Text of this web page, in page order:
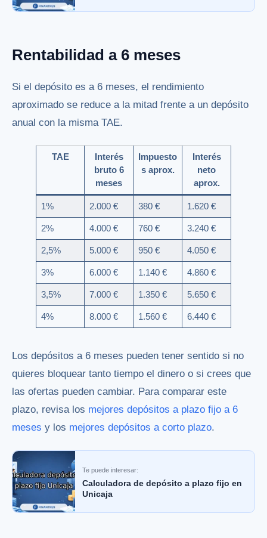
Rentabilidad a 6 meses
Si el depósito es a 6 meses, el rendimiento
aproximado se reduce a la mitad frente a un depósito
anual con la misma TAE.
TAE
Interés
bruto 6
meses
Impuesto
s aprox.
Interés
neto
aprox.
1% 2.000 € 380 € 1.620 €
2% 4.000 € 760 € 3.240 €
2,5% 5.000 € 950 € 4.050 €
3% 6.000 € 1.140 € 4.860 €
3,5% 7.000 € 1.350 € 5.650 €
4% 8.000 € 1.560 € 6.440 €
Los depósitos a 6 meses pueden tener sentido si no
quieres bloquear tanto tiempo el dinero o si crees que
las ofertas pueden cambiar. Para comparar este
plazo, revisa los mejores depósitos a plazo fijo a 6
meses y los mejores depósitos a corto plazo.
Te puede interesar:
Calculadora de depósito a plazo fijo en
Unicaja